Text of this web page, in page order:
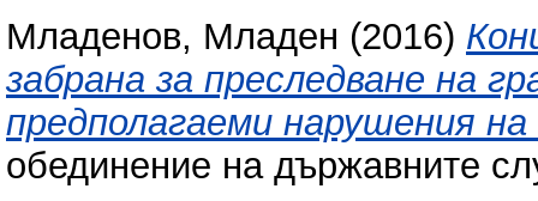
Младенов, Младен (2016)
забрана за преследване на
предполагаеми нарушения
обединение на държавните